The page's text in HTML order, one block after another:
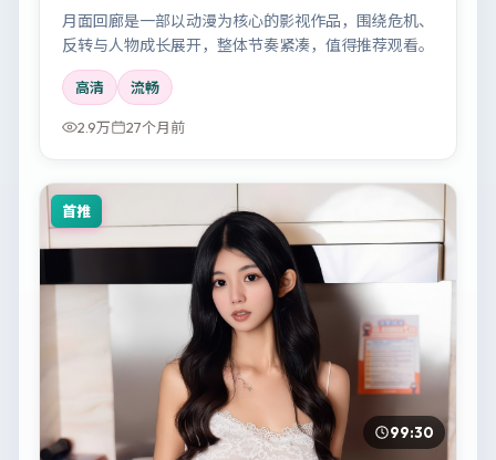
月面回廊是一部以动漫为核心的影视作品，围绕危机、
反转与人物成长展开，整体节奏紧凑，值得推荐观看。
高清 流畅
2.9万 27个月前
首推
99:30